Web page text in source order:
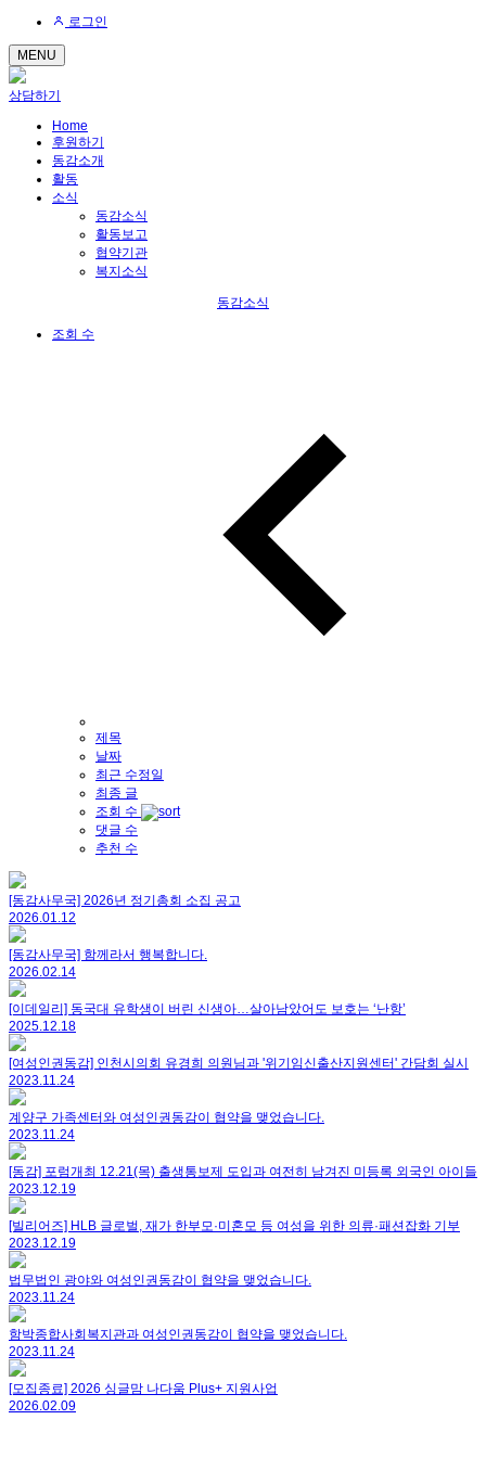
로그인
MENU
상담하기
Home
후원하기
동감소개
활동
소식
동감소식
활동보고
협약기관
복지소식
동감소식
조회 수
제목
날짜
최근 수정일
최종 글
조회 수
댓글 수
추천 수
[동감사무국] 2026년 정기총회 소집 공고
2026.01.12
[동감사무국] 함께라서 행복합니다.
2026.02.14
[이데일리] 동국대 유학생이 버린 신생아…살아남았어도 보호는 ‘난항’
2025.12.18
[여성인권동감] 인천시의회 유경희 의원님과 '위기임신출산지원센터' 간담회 실시
2023.11.24
계양구 가족센터와 여성인권동감이 협약을 맺었습니다.
2023.11.24
[동감] 포럼개최 12.21(목) 출생통보제 도입과 여전히 남겨진 미등록 외국인 아이들
2023.12.19
[빌리어즈] HLB 글로벌, 재가 한부모·미혼모 등 여성을 위한 의류·패션잡화 기부
2023.12.19
법무법인 광야와 여성인권동감이 협약을 맺었습니다.
2023.11.24
함박종합사회복지관과 여성인권동감이 협약을 맺었습니다.
2023.11.24
[모집종료] 2026 싱글맘 나다움 Plus+ 지원사업
2026.02.09